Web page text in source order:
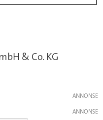
& Co. KG